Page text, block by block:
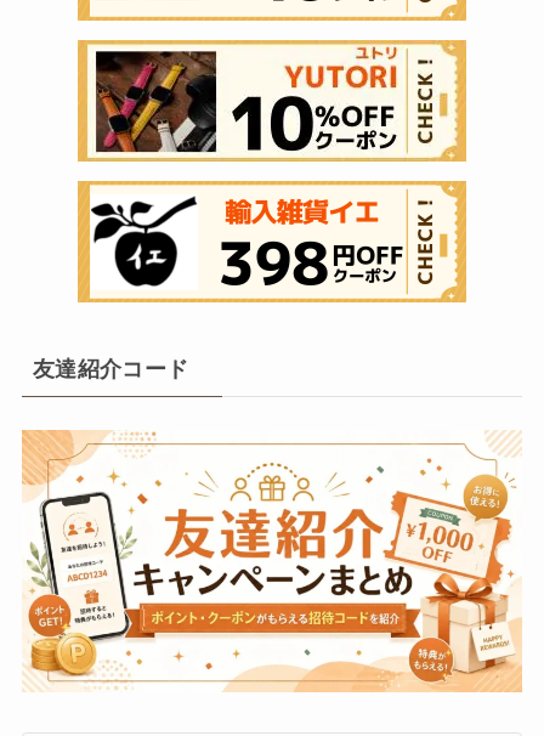
友達紹介コード